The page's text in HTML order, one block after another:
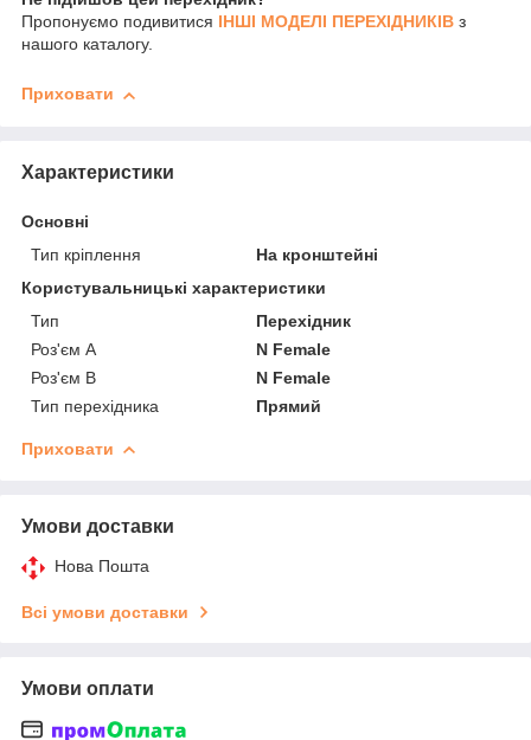
Пропонуємо подивитися ІНШІ МОДЕЛІ ПЕРЕХІДНИКІВ з
нашого каталогу.
Приховати
Характеристики
Основні
Тип кріплення
На кронштейні
Користувальницькі характеристики
Тип
Перехідник
Роз'єм А
N Female
Роз'єм B
N Female
Тип перехідника
Прямий
Приховати
Умови доставки
Нова Пошта
Всі умови доставки
Умови оплати